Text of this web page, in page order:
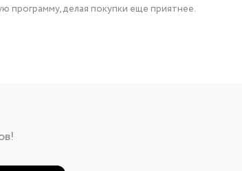
программу, делая покупки еще приятнее.